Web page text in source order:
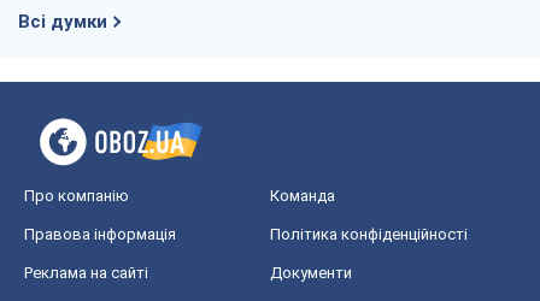
Всі думки
Про компанію Команда
Правова інформація Політика конфіденційності
Реклама на сайті Документи